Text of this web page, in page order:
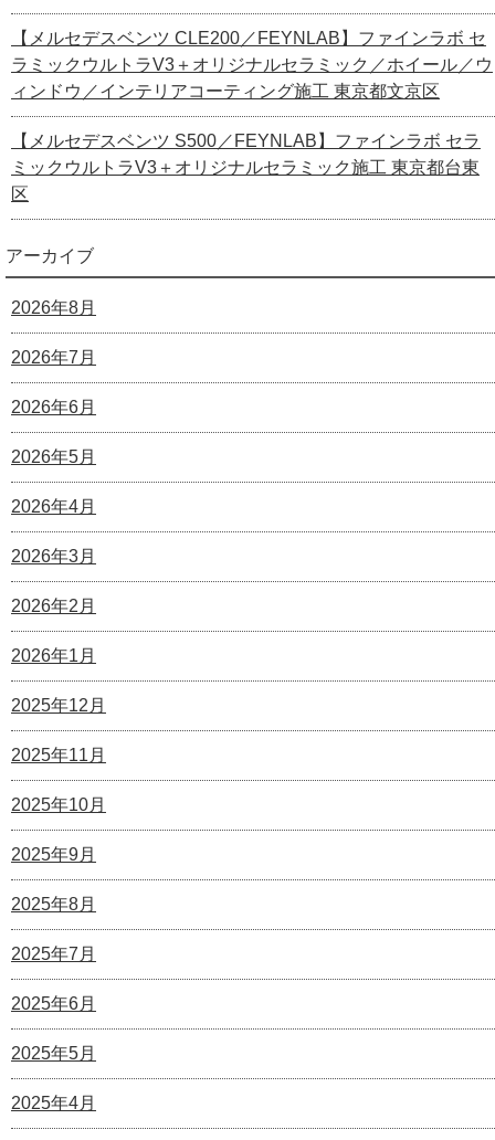
【メルセデスベンツ CLE200／FEYNLAB】ファインラボ セ
ラミックウルトラV3＋オリジナルセラミック／ホイール／ウ
ィンドウ／インテリアコーティング施工 東京都文京区
【メルセデスベンツ S500／FEYNLAB】ファインラボ セラ
ミックウルトラV3＋オリジナルセラミック施工 東京都台東
区
アーカイブ
2026年8月
2026年7月
2026年6月
2026年5月
2026年4月
2026年3月
2026年2月
2026年1月
2025年12月
2025年11月
2025年10月
2025年9月
2025年8月
2025年7月
2025年6月
2025年5月
2025年4月